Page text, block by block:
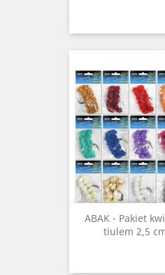
ABAK - Pakiet
tiulem 2,5